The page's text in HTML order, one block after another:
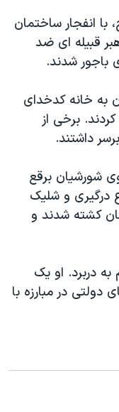
انفجار ساختمان
قبیله ای ضد
باجور شدند.
به خانه کدخدای
برخی از
داشتند.
شورشیان برقع
درگیری و شلیک
کشته شدند و
دربرد. او یک
در مبارزه با